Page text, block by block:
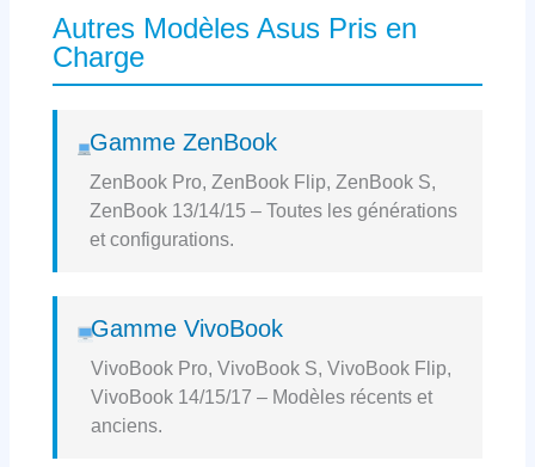
Autres Modèles Asus Pris en
Charge
Gamme ZenBook
ZenBook Pro, ZenBook Flip, ZenBook S,
ZenBook 13/14/15 – Toutes les générations
et configurations.
Gamme VivoBook
VivoBook Pro, VivoBook S, VivoBook Flip,
VivoBook 14/15/17 – Modèles récents et
anciens.